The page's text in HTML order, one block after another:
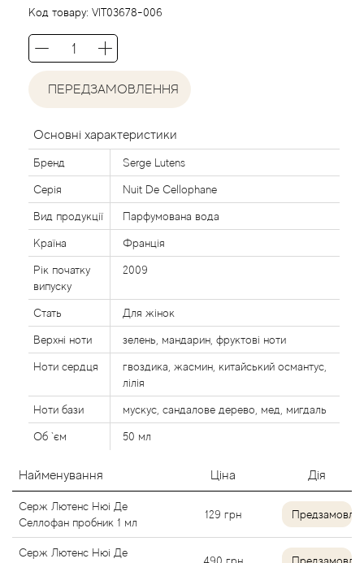
Код товару: VIT03678-006
ПЕРЕДЗАМОВЛЕННЯ
Основні характеристики
Бренд Serge Lutens
Серія Nuit De Cellophane
Вид продукції Парфумована вода
Країна Франція
Рік початку
випуску
2009
Стать Для жінок
Верхні ноти зелень, мандарин, фруктові ноти
Ноти сердця
гвоздика, жасмин, китайський османтус,
лілія
Ноти бази мускус, сандалове дерево, мед, мигдаль
Об `єм 50 мл
Найменування Ціна Дія
Серж Лютенс Нюі Де
Селлофан пробник 1 мл
129 грн
Серж Лютенс Нюі Де
Agent Provocateur
Agonist
Aigner
Aj Arabia (Widian)
Ajmal
Al Haramain
Al Jazeera
Alaia Paris
Alexander McQueen
Alexandre Barthet
Alexandre J
Alfred Dunhill
Alyson Oldoini
Alyssa Ashley